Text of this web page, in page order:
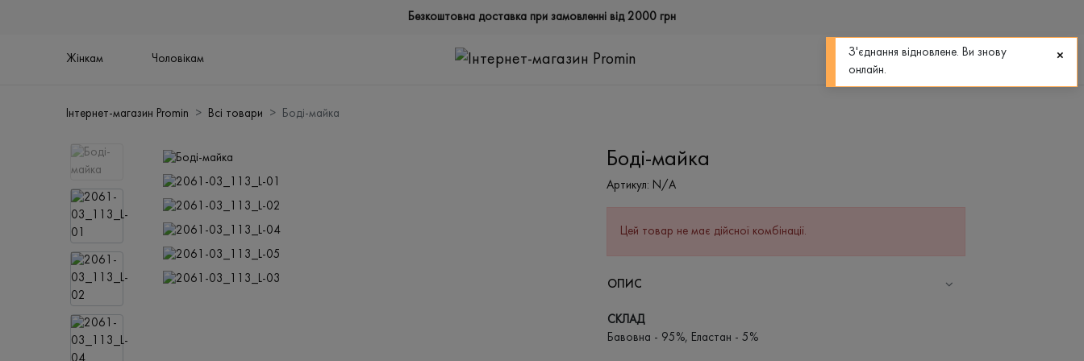
Безкоштовна доставка при замовленні від 2000 грн
Жінкам Чоловікам
0
Інтернет-магазин Promin Всі товари Боді-майка
Боді-майка
Артикул: N/A
Цей товар не має дійсної комбінації.
ОПИС
СКЛАД
Бавовна - 95%, Еластан - 5%
З'єднання відновлене. Ви знову
онлайн.